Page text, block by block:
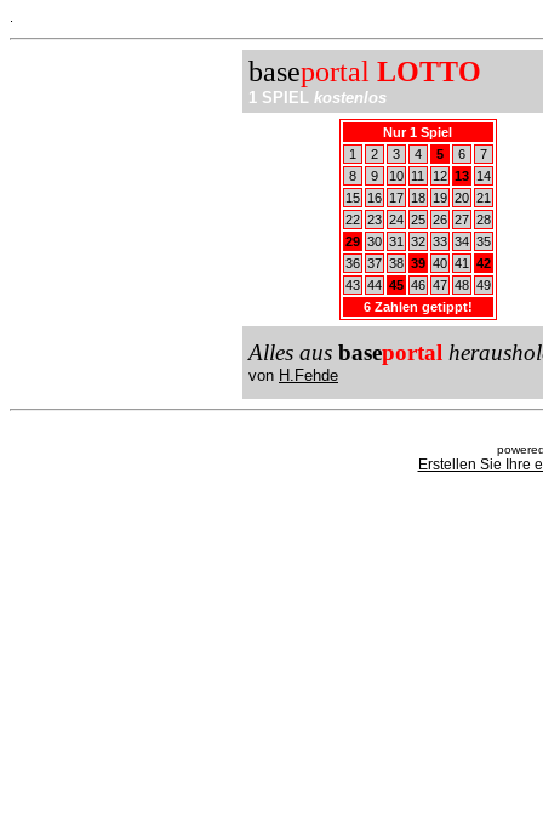
baseportal LOTTO
1 SPIEL kostenlos
Nur 1 Spiel
1
2 3 4 5 6
7
8
9 10 11 12 13
14
15
16 17 18 19 20 21
22 23 24 25 26 27 28
29 30 31 32 33 34 35
36 37 38 39 40 41
42
43 44 45 46 47 48 49
6 Zahlen getippt!
Alles aus baseportal
von H.Fehde
Erstellen Sie Ihre